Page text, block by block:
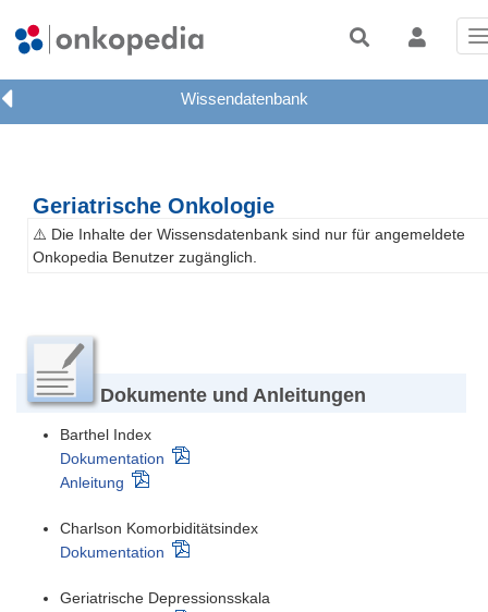
Geriatrische Onkologie
⚠️ Die Inhalte der Wissensdatenbank sind nur für angemeldete
Onkopedia Benutzer zugänglich.
Dokumente und Anleitungen
Barthel Index
Dokumentation
Anleitung
Charlson Komorbiditätsindex
Dokumentation
Geriatrische Depressionsskala